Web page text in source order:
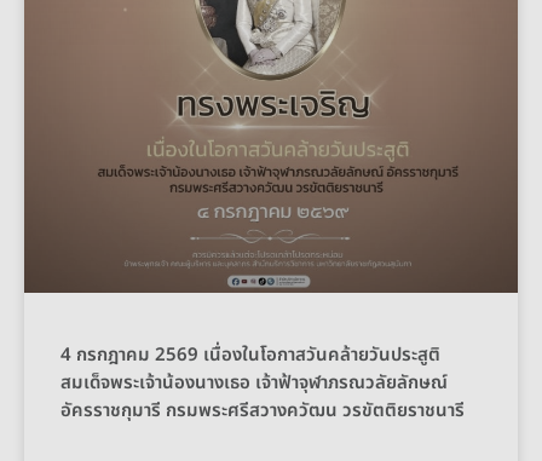
4 กรกฎาคม 2569 เนื่องในโอกาสวันคล้ายวันประสูติ
สมเด็จพระเจ้าน้องนางเธอ เจ้าฟ้าจุฬาภรณวลัยลักษณ์
อัครราชกุมารี กรมพระศรีสวางควัฒน วรขัตติยราชนารี